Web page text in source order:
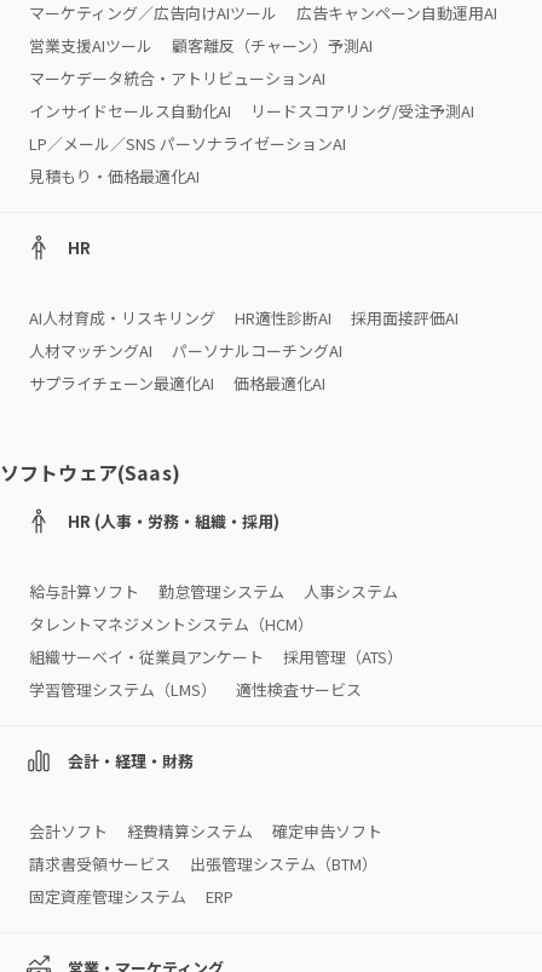
マーケティング／広告向けAIツール
広告キャンペーン自動運用AI
営業支援AIツール
顧客離反（チャーン）予測AI
マーケデータ統合・アトリビューションAI
インサイドセールス自動化AI
リードスコアリング/受注予測AI
LP／メール／SNS パーソナライゼーションAI
見積もり・価格最適化AI
HR
AI人材育成・リスキリング HR適性診断AI
採用面接評価AI
人材マッチングAI
パーソナルコーチングAI
サプライチェーン最適化AI
価格最適化AI
ソフトウェア(Saas)
HR (人事・労務・組織・採用)
給与計算ソフト 勤怠管理システム
人事システム
タレントマネジメントシステム（HCM）
組織サーベイ・従業員アンケート
採用管理（ATS）
学習管理システム（LMS）
適性検査サービス
会計・経理・財務
会計ソフト 経費精算システム
確定申告ソフト
請求書受領サービス
出張管理システム（BTM）
固定資産管理システム
ERP